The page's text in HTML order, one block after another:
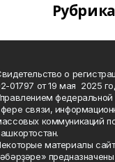
о
01797 от 19 мая 2025
связи,
коммуникаций
материалы